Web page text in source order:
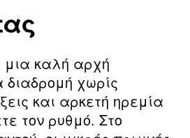
καλή αρχή
χωρίς
και αρκετή ηρεμία
τον ρυθμό. Στο